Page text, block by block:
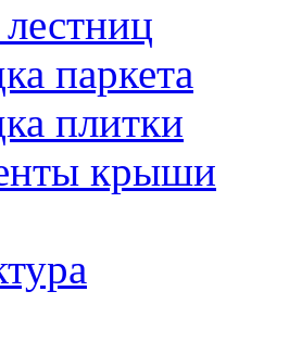
паркета
плитки
крыши